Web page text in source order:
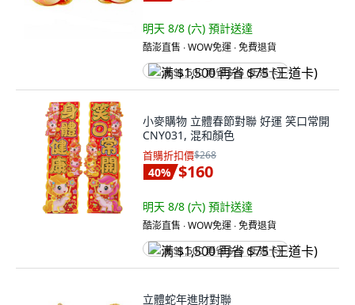
明天 8/8 (六) 預計送達
酷澎直售 ∙ WOW免運 ∙ 免費退貨
满 $1,500 再省 $75 (王道卡)
小麥購物 立體春節對聯 好運 笑口常開
CNY031, 混和顏色
首購折扣價$268
40% $160
明天 8/8 (六) 預計送達
酷澎直售 ∙ WOW免運 ∙ 免費退貨
满 $1,500 再省 $75 (王道卡)
立體蛇年進財對聯